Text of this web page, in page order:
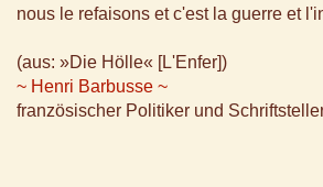
nous le refaisons et c'est la guerre et
(aus: »Die Hölle« [L'Enfer])
~ Henri Barbusse ~
französischer Politiker und